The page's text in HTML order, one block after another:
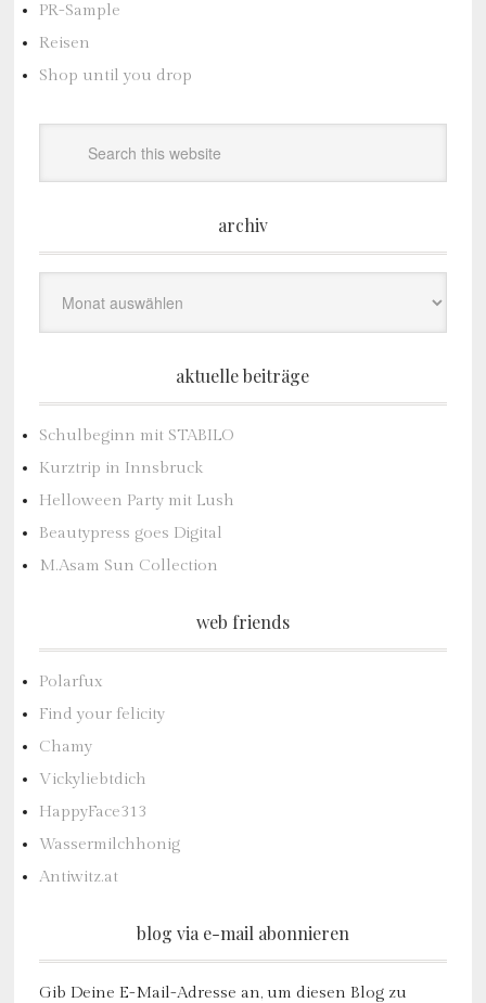
PR-Sample
Reisen
Shop until you drop
archiv
aktuelle beiträge
Schulbeginn mit STABILO
Kurztrip in Innsbruck
Helloween Party mit Lush
Beautypress goes Digital
M.Asam Sun Collection
web friends
Polarfux
Find your felicity
Chamy
Vickyliebtdich
HappyFace313
Wassermilchhonig
Antiwitz.at
blog via e-mail abonnieren
Gib Deine E-Mail-Adresse an, um diesen Blog zu